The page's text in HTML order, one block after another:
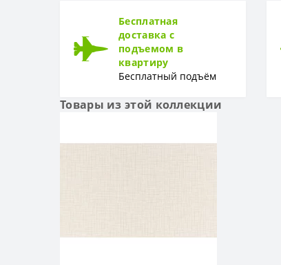
РУЛОН
Тип
Бесплатная
доставка с
подъемом в
квартиру
Бесплатный подъём
Товары из этой коллекции